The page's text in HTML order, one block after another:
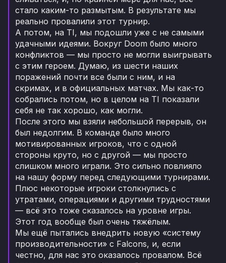
стало каким-то размытым. В результате мы
реально провалили этот турнир.
А потом, на TI, мы подошли уже с не самыми
удачными идеями. Вокруг Doom было много
конфликтов — мы просто не могли выигрывать
с этим героем. Думаю, из шести наших
поражений почти все были с ним, и на
скримах, и в официальных матчах. Мы как-то
собрались потом, но в целом на TI показали
себя не так хорошо, как могли.
После этого мы взяли небольшой перерыв, он
был недолгим. В команде было много
мотивированных игроков, что с одной
стороны круто, но с другой — мы просто
слишком много играли. Это сильно повлияло
на нашу форму перед следующими турнирами.
Плюс некоторые игроки столкнулись с
утратами, операциями и другими трудностями
— всё это тоже сказалось на уровне игры.
Этот год вообще был очень тяжёлым.
Мы ещё пытались внедрить новую «систему
производительности» с Falcons, и, если
честно, для нас это оказалось провалом. Всё